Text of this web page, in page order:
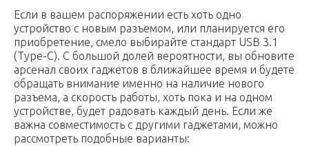
Если в вашем распоряжении есть хоть одно
устройство с новым разъемом, или планируется его
приобретение, смело выбирайте стандарт USB 3.1
(Type-C). С большой долей вероятности, вы обновите
арсенал своих гаджетов в ближайшее время и будете
обращать внимание именно на наличие нового
разъема, а скорость работы, хоть пока и на одном
устройстве, будет радовать каждый день. Если же
важна совместимость с другими гаджетами, можно
рассмотреть подобные варианты: